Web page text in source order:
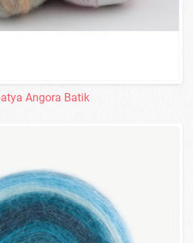
Angora Batik